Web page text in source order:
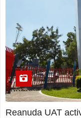
Reanuda UAT